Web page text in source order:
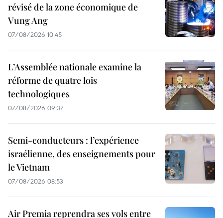
révisé de la zone économique de
Vung Ang
07/08/2026 10:45
L’Assemblée nationale examine la
réforme de quatre lois
technologiques
07/08/2026 09:37
Semi-conducteurs : l’expérience
israélienne, des enseignements pour
le Vietnam
07/08/2026 08:53
Air Premia reprendra ses vols entre